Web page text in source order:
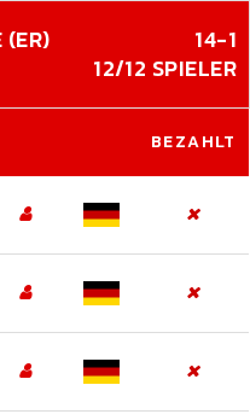
(ER)
14-1
12/12 SPIELER
BEZAHLT